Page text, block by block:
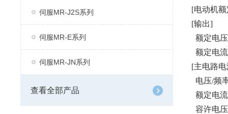
伺服MR-J2S系列
伺服MR-E系列
伺服MR-JN系列
查看全部产品
[电动机
[输出]
额定电
额定电
[主电路
电压/频
额定电
容许电